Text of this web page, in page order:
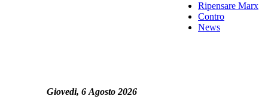
Giovedi, 6 Agosto 2026
Ripensare Marx
Contro
News